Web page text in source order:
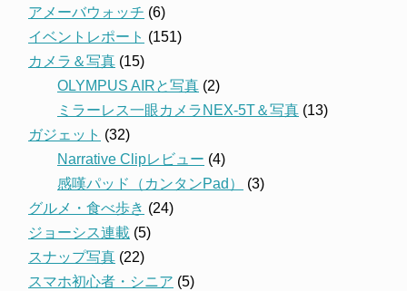
アメーバウォッチ (6)
イベントレポート (151)
カメラ＆写真 (15)
OLYMPUS AIRと写真 (2)
ミラーレス一眼カメラNEX-5T＆写真 (13)
ガジェット (32)
Narrative Clipレビュー (4)
感嘆パッド（カンタンPad）
(3)
グルメ・食べ歩き (24)
ジョーシス連載 (5)
スナップ写真 (22)
スマホ初心者・シニア (5)